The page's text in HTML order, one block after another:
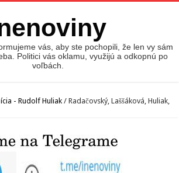
vás, aby ste pochopili, že len vy sám
Politici vás oklamu, využijú a odkopnú po
voľbách.
- Rudolf Huliak / Radačovský, Laššáková, Huliak,